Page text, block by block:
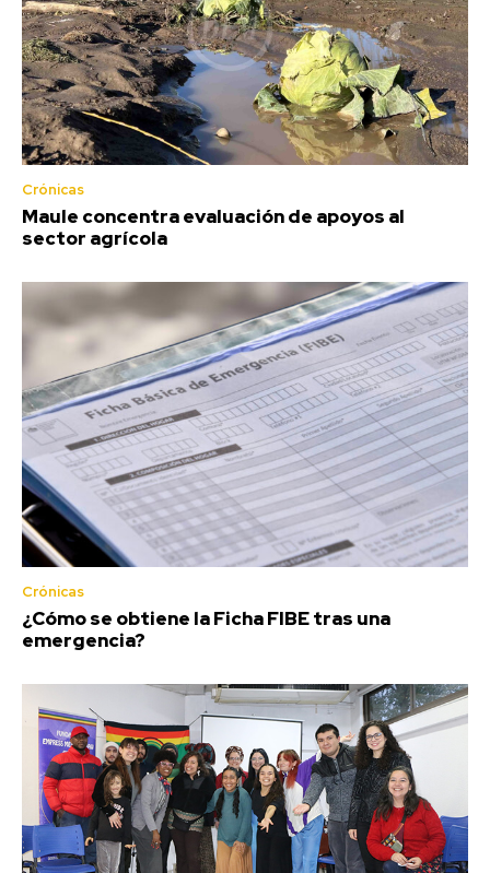
Crónicas
Maule concentra evaluación de apoyos al
sector agrícola
Crónicas
¿Cómo se obtiene la Ficha FIBE tras una
emergencia?